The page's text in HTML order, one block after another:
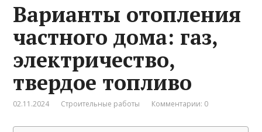
Варианты отопления
частного дома: газ,
электричество,
твердое топливо
02.11.2024 Строительные работы Комментарии: 0